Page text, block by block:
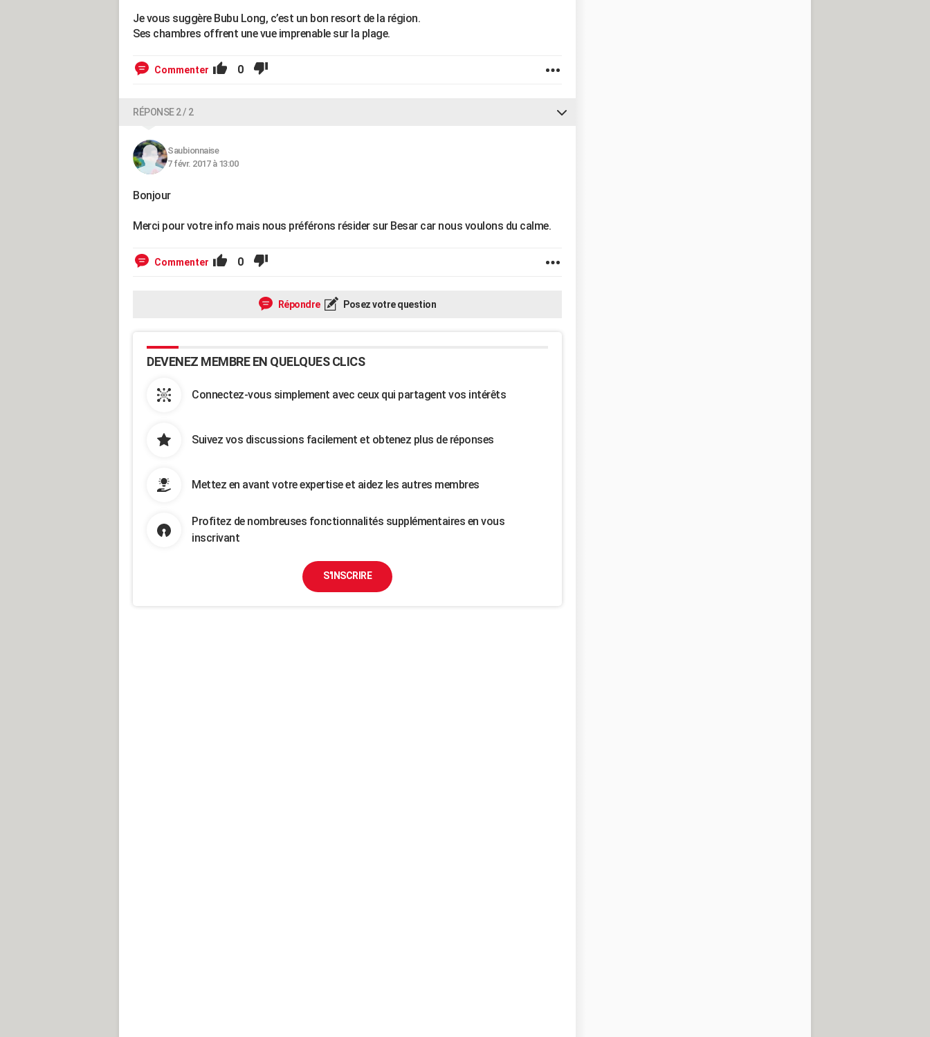
Je vous suggère Bubu Long, c’est un bon resort de la région.
Ses chambres offrent une vue imprenable sur la plage.
Commenter 0
RÉPONSE 2 / 2
Saubionnaise
7 févr. 2017 à 13:00
Bonjour
Merci pour votre info mais nous préférons résider sur Besar car nous voulons du calme.
Commenter 0
Répondre Posez votre question
DEVENEZ MEMBRE EN QUELQUES CLICS
Connectez-vous simplement avec ceux qui partagent vos intérêts
Suivez vos discussions facilement et obtenez plus de réponses
Mettez en avant votre expertise et aidez les autres membres
Profitez de nombreuses fonctionnalités supplémentaires en vous
inscrivant
S'INSCRIRE